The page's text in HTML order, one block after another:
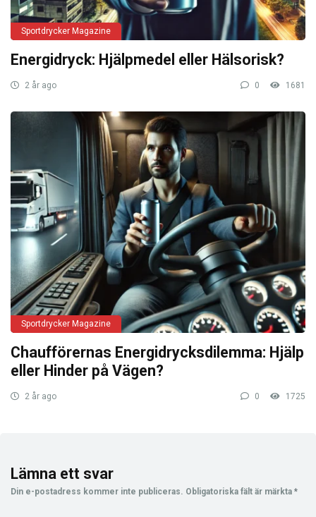
Sportdrycker Magazine
Energidryck: Hjälpmedel eller Hälsorisk?
2 år ago 0 1681
Sportdrycker Magazine
Chaufförernas Energidrycksdilemma: Hjälp
eller Hinder på Vägen?
2 år ago 0 1725
Lämna ett svar
Din e-postadress kommer inte publiceras. Obligatoriska fält är märkta *